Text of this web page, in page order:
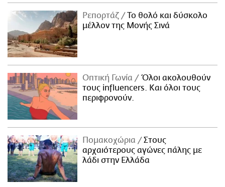
Ρεπορτάζ
Το θολό και δύσκολο
μέλλον της Μονής Σινά
Οπτική Γωνία
Όλοι ακολουθούν
τους influencers. Και όλοι τους
περιφρονούν.
Πομακοχώρια
Στους
αρχαιότερους αγώνες πάλης με
λάδι στην Ελλάδα